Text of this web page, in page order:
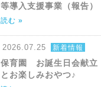
等導入支援事業（報告）
読む »
2026.07.25 新着情報
保育園 お誕生日会献立
とお楽しみおやつ♪